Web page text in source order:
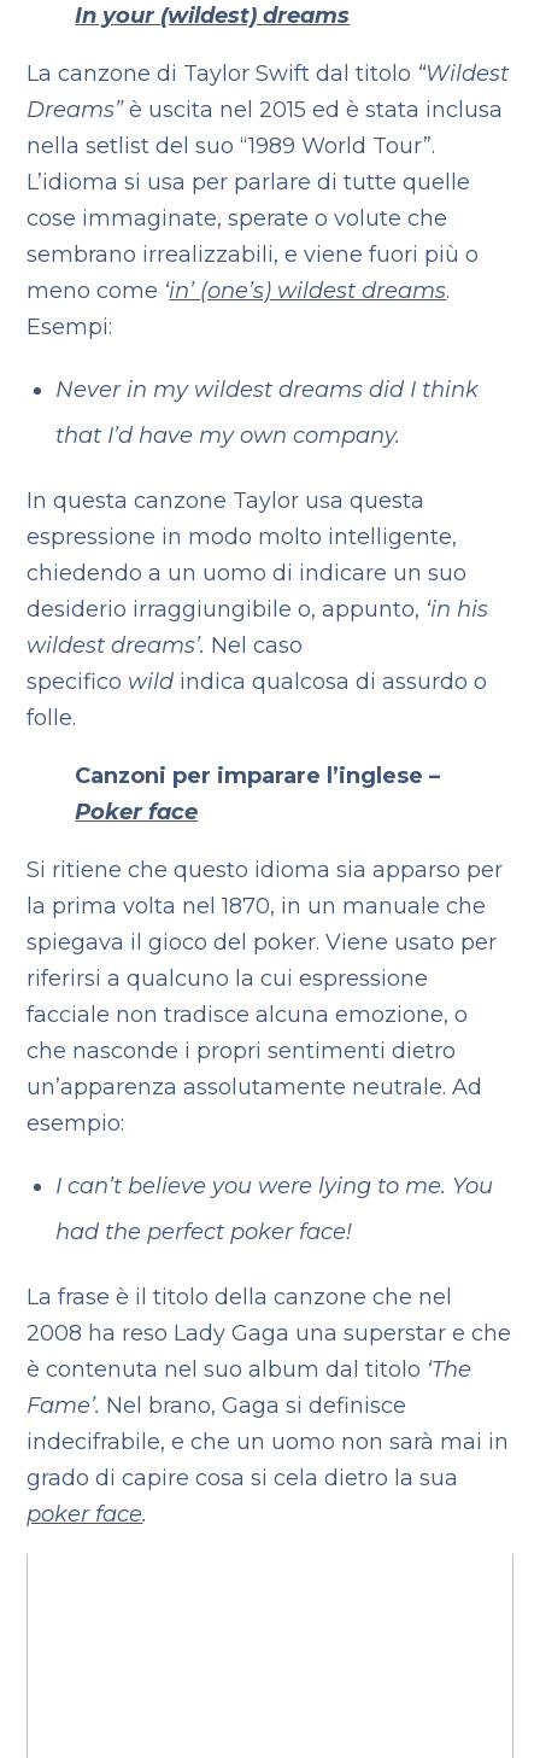
In your (wildest) dreams
La canzone di Taylor Swift dal titolo “Wildest
Dreams”è uscita nel 2015 ed è stata inclusa
nella setlist del suo “1989 World Tour”.
L’idioma si usa per parlare di tutte quelle
cose immaginate, sperate o volute che
sembrano irrealizzabili, e viene fuori più o
meno come ‘in’ (one’s) wildest dreams.
Esempi:
Never in my wildest dreams did I think
that I’d have my own company.
In questa canzone Taylor usa questa
espressione in modo molto intelligente,
chiedendo a un uomo di indicare un suo
desiderio irraggiungibile o, appunto, ‘in his
wildest dreams’. Nel caso
specifico wild indica qualcosa di assurdo o
folle.
Canzoni per imparare l’inglese –
Poker face
Si ritiene che questo idioma sia apparso per
la prima volta nel 1870, in un manuale che
spiegava il gioco del poker. Viene usato per
riferirsi a qualcuno la cui espressione
facciale non tradisce alcuna emozione, o
che nasconde i propri sentimenti dietro
un’apparenza assolutamente neutrale. Ad
esempio:
I can’t believe you were lying to me. You
had the perfect poker face!
La frase è il titolo della canzone che nel
2008 ha reso Lady Gaga una superstar e che
è contenuta nel suo album dal titolo ‘The
Fame’. Nel brano, Gaga si definisce
indecifrabile, e che un uomo non sarà mai in
grado di capire cosa si cela dietro la sua
poker face.